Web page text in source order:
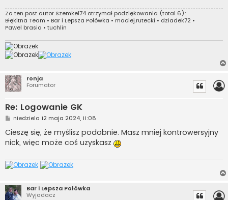
Za ten post autor Szemkel74 otrzymał podziękowania (total 6):
Błękitna Team • Bar i Lepsza Połówka • maciej.rutecki • dziadek72 •
Pawel brasia • tuchlin
ronja
Forumator
Re: Logowanie GK
P
s
t
niedziela 12 maja 2024, 11:08
Cieszę się, że myślisz podobnie. Masz mniej kontrowersyjny
nick, więc może coś uzyskasz
Bar i Lepsza Połówka
Wyjadacz